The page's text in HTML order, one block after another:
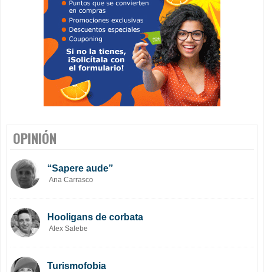
OPINIÓN
“Sapere aude”
Ana Carrasco
Hooligans de corbata
Alex Salebe
Turismofobia